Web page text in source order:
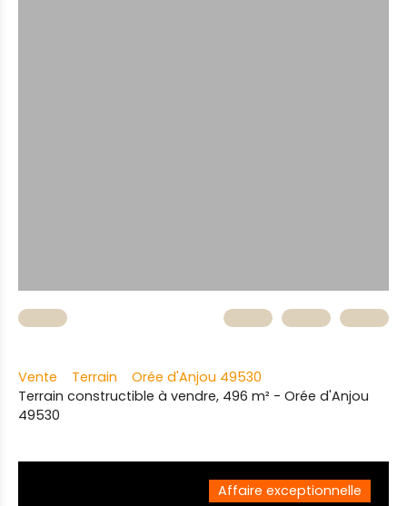
Vente Terrain
Orée d'Anjou 49530
Terrain constructible à vendre, 496 m² - Orée d'Anjou
49530
Affaire exceptionnelle